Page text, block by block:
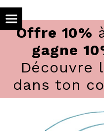
Offre 10%
gagne
Découvre
dans ton